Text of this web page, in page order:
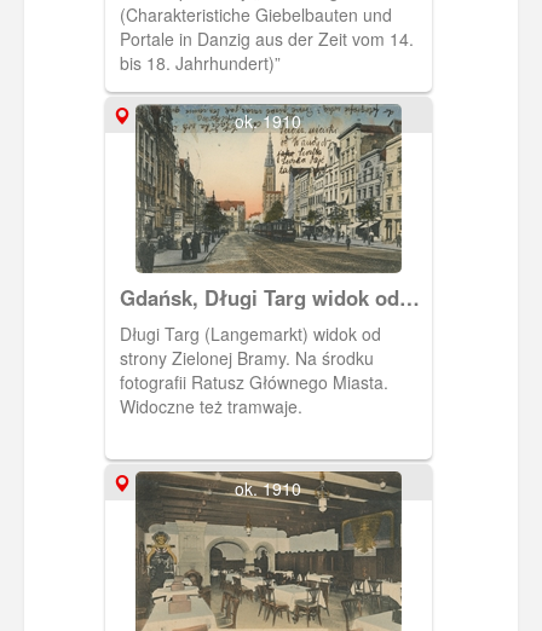
(Charakteristiche Giebelbauten und
Portale in Danzig aus der Zeit vom 14.
bis 18. Jahrhundert)”
ok. 1910
Gdańsk, Długi Targ widok od
strony Zielonej Bramy
Długi Targ (Langemarkt) widok od
strony Zielonej Bramy. Na środku
fotografii Ratusz Głównego Miasta.
Widoczne też tramwaje.
ok. 1910